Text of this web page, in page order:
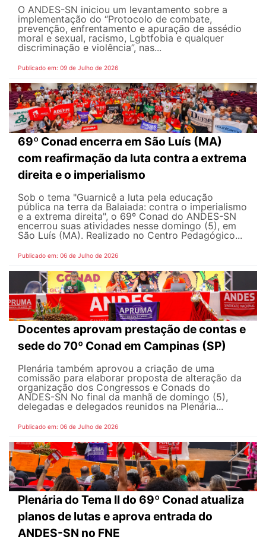
O ANDES-SN iniciou um levantamento sobre a
implementação do “Protocolo de combate,
prevenção, enfrentamento e apuração de assédio
moral e sexual, racismo, Lgbtfobia e qualquer
discriminação e violência”, nas...
Publicado em: 09 de Julho de 2026
69º Conad encerra em São Luís (MA)
com reafirmação da luta contra a extrema
direita e o imperialismo
Sob o tema "Guarnicê a luta pela educação
pública na terra da Balaiada: contra o imperialismo
e a extrema direita", o 69º Conad do ANDES-SN
encerrou suas atividades nesse domingo (5), em
São Luís (MA). Realizado no Centro Pedagógico...
Publicado em: 06 de Julho de 2026
Docentes aprovam prestação de contas e
sede do 70º Conad em Campinas (SP)
Plenária também aprovou a criação de uma
comissão para elaborar proposta de alteração da
organização dos Congressos e Conads do
ANDES-SN No final da manhã de domingo (5),
delegadas e delegados reunidos na Plenária...
Publicado em: 06 de Julho de 2026
Plenária do Tema II do 69º Conad atualiza
planos de lutas e aprova entrada do
ANDES-SN no FNE